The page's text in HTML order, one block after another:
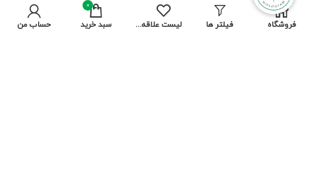
فروشگاه فیلتر ها لیست علاقه مندی ها
0
سبد خرید حساب من